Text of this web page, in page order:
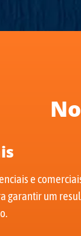
e
garantir um